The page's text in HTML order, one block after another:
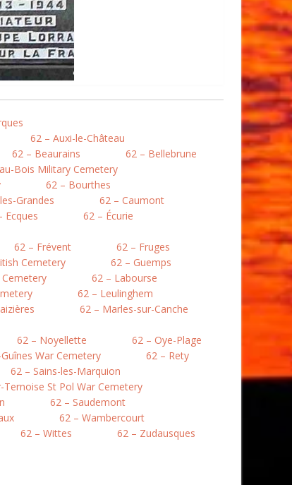
62 – Auxi-le-Château
62 – Beaurains
62 – Bellebrune
Bois Military Cemetery
62 – Bourthes
Grandes
62 – Caumont
Ecques
62 – Écurie
62 – Frévent
62 – Fruges
Cemetery
62 – Guemps
62 – Labourse
62 – Leulinghem
62 – Marles-sur-Canche
62 – Noyellette
62 – Oye-Plage
War Cemetery
62 – Rety
62 – Sains-les-Marquion
Ternoise St Pol War Cemetery
62 – Saudemont
62 – Wambercourt
62 – Wittes 62 – Zudausques